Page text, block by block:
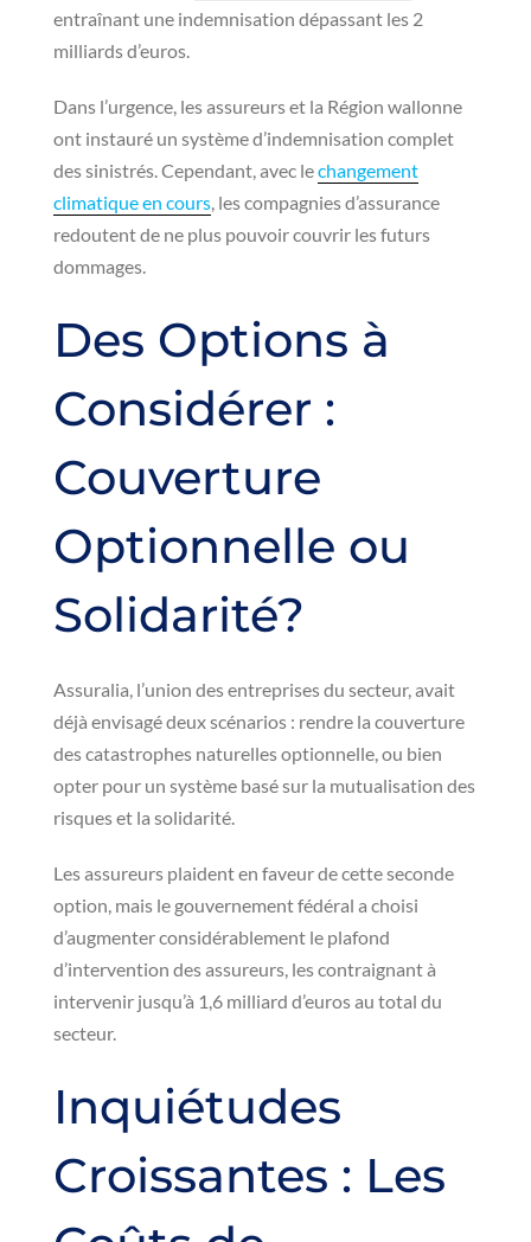
entraînant une indemnisation dépassant les 2
milliards d’euros.
Dans l’urgence, les assureurs et la Région wallonne
ont instauré un système d’indemnisation complet
des sinistrés. Cependant, avec lechangement
climatique en cours, les compagnies d’assurance
redoutent de ne plus pouvoir couvrir les futurs
dommages.
Des Options à
Considérer :
Couverture
Optionnelle ou
Solidarité?
Assuralia, l’union des entreprises du secteur, avait
déjà envisagé deux scénarios : rendre la couverture
des catastrophes naturelles optionnelle, ou bien
opter pour un système basé sur la mutualisation des
risques et la solidarité.
Les assureurs plaident en faveur de cette seconde
option, mais le gouvernement fédéral a choisi
d’augmenter considérablement le plafond
d’intervention des assureurs, les contraignant à
intervenir jusqu’à 1,6 milliard d’euros au total du
secteur.
Inquiétudes
Croissantes : Les